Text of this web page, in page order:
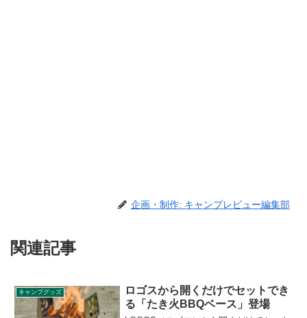
企画・制作: キャンプレビュー編集部
関連記事
キャンプグッズ
ロゴスから開くだけでセットでき
る「たき火BBQベース」登場